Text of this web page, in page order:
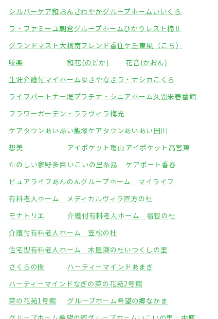
シルバーケア和おん さわやかグループホームいいくら
ラ・ファミーユ朝倉グループホームひかり レスト楠Ⅱ
グランドマスト大橋南フレンド香住ケ丘東風（こち）
咲楽
和花(のどか)
花音(かおん)
生涯介護付マイホームゆきやなぎラ・ナシカこくら
ライフパートナー堤プラチナ・シニアホーム久留米壱番館
フラワーガーデン・ララ ヴィラ梅光
ケアタウンあいあい飯塚ケアタウンあいあい田川
想美
アイポケット亀山 アイポケット高宮東
たのしい家野多目 いこいの里糸島
ケアポート香春
ピュアライフあんのんグループホーム マイライフ
有料老人ホーム メディカルヴィラ直方の杜
モナトリエ
介護付有料老人ホーム 福智の杜
介護付有料老人ホーム 笠松の杜
住宅型有料老人ホーム 木屋瀬の杜いつくしの里
さくらの樹
ハーティーマインドあまぎ
ハーティーマインドなぎの菜の花苑2号館
菜の花苑1号館
グループホーム希望の郷なかま